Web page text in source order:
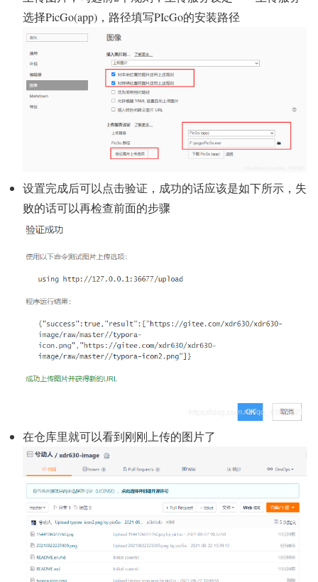
选择PicGo(app)，路径填写PIcGo的安装路径
设置完成后可以点击验证，成功的话应该是如下所示，失
败的话可以再检查前面的步骤
在仓库里就可以看到刚刚上传的图片了